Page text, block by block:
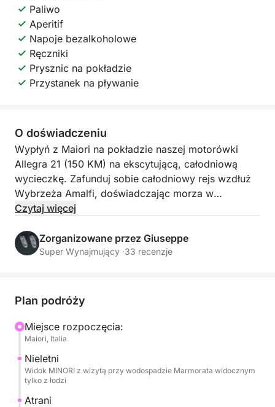
Paliwo
Aperitif
Napoje bezalkoholowe
Ręczniki
Prysznic na pokładzie
Przystanek na pływanie
O doświadczeniu
Wypłyń z Maiori na pokładzie naszej motorówki
Allegra 21 (150 KM) na ekscytującą, całodniową
wycieczkę. Zafunduj sobie całodniowy rejs wzdłuż
Wybrzeża Amalfi, doświadczając morza w
spokojnym tempie na pokładzie Allegra 21. Ta
odkryć całe wybrzeże, łącząc panoramiczną
nawigację, orzeźwiające kąpiele i chwile czystego
W ciągu dnia będziesz żeglować wzdłuż jednego z
Śródziemnego, podziwiając Amalfi, Praiano i
Positano od strony morza z ich stromymi klifami i
niepowtarzalnymi kolorami. Przystanki na kąpiel
pozwolą Ci popływać w krystalicznie czystej wodzie
i cieszyć się morzem z dala od tłumów, a na
pokładzie możesz zrelaksować się na wygodnych
Czytaj więcej
Zorganizowane przez Giuseppe
Super Wynajmujący ·33 recenzje
Plan podróży
Miejsce rozpoczęcia:
Maiori, Italia
Nieletni
Widok MINORI z wizytą przy wodospadzie Marmorata widocznym
tylko z łodzi
Atrani